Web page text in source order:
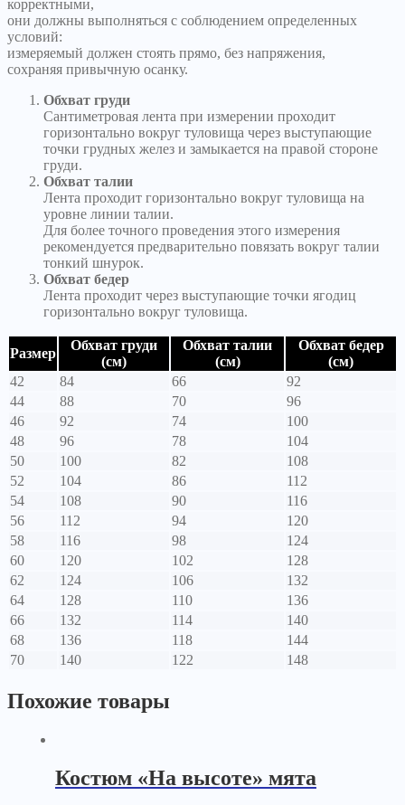
корректными,
они должны выполняться с соблюдением определенных
условий:
измеряемый должен стоять прямо, без напряжения,
сохраняя привычную осанку.
Обхват груди
Сантиметровая лента при измерении проходит
горизонтально вокруг туловища через выступающие
точки грудных желез и замыкается на правой стороне
груди.
Обхват талии
Лента проходит горизонтально вокруг туловища на
уровне линии талии.
Для более точного проведения этого измерения
рекомендуется предварительно повязать вокруг талии
тонкий шнурок.
Обхват бедер
Лента проходит через выступающие точки ягодиц
горизонтально вокруг туловища.
Размер
Обхват груди
(см)
Обхват талии
(см)
Обхват бедер
(см)
42
84 66
92
44
88 70
96
46
92 74
100
48
96 78
104
50
100 82
108
52
104 86
112
54
108 90
116
56
112 94
120
58
116 98
124
60
120 102
128
62
124 106
132
64
128 110
136
66
132 114
140
68
136 118
144
70
140 122 148
Похожие товары
Костюм «На высоте» мята